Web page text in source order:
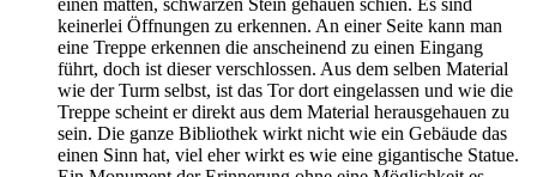
einen matten, schwarzen Stein gehauen schien. Es sind
keinerlei Öffnungen zu erkennen. An einer Seite kann man
eine Treppe erkennen die anscheinend zu einen Eingang
führt, doch ist dieser verschlossen. Aus dem selben Material
wie der Turm selbst, ist das Tor dort eingelassen und wie die
Treppe scheint er direkt aus dem Material herausgehauen zu
sein. Die ganze Bibliothek wirkt nicht wie ein Gebäude das
einen Sinn hat, viel eher wirkt es wie eine gigantische Statue.